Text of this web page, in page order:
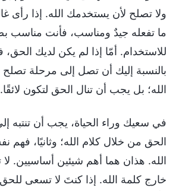
ولا تصلح لأن يستخدمك الله. إذا رأى
ما تفعله جيدٌ ومناسب، فأنت مناسب
للاستخدام. أمّا إذا لم يكن لديك
بالنسبة إليك أن تصل إلى مرحلة
الله؛ بل يجب أن تنال الحق لتكون لائقًا.
في سعيك وراء الحياة، يجب أن تنتبه
الحق من خلال كلام الله؛ وثانيًا،
الله. هذان هما أهم شيئين أساسيين. لا
خارج كلمة الله. إذا كنتَ لا تسعى